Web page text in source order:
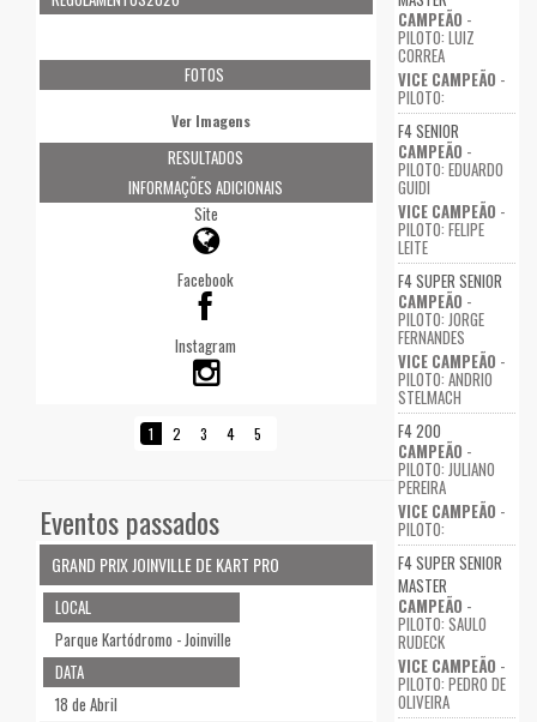
FOTOS
Ver Imagens
RESULTADOS
INFORMAÇÕES ADICIONAIS
Site
Facebook
Instagram
1 2 3 4 5
Eventos passados
GRAND PRIX JOINVILLE DE KART PRO
LOCAL
Parque Kartódromo - Joinville
DATA
18 de Abril
CAMPEÃO -
PILOTO: LUIZ
CORREA
VICE CAMPEÃO -
PILOTO:
F4 SENIOR
CAMPEÃO -
PILOTO: EDUARDO
GUIDI
VICE CAMPEÃO -
PILOTO: FELIPE
LEITE
F4 SUPER SENIOR
CAMPEÃO -
PILOTO: JORGE
FERNANDES
VICE CAMPEÃO -
PILOTO: ANDRIO
STELMACH
F4 200
CAMPEÃO -
PILOTO: JULIANO
PEREIRA
VICE CAMPEÃO -
PILOTO:
F4 SUPER SENIOR
MASTER
CAMPEÃO -
PILOTO: SAULO
RUDECK
VICE CAMPEÃO -
PILOTO: PEDRO DE
OLIVEIRA